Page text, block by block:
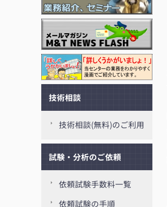
技術相談
技術相談(無料)のご利用
試験・分析のご依頼
依頼試験手数料一覧
依頼試験の手順